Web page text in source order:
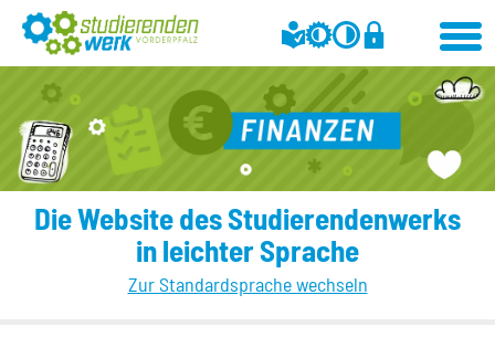
Die Website des Studierendenwerks
in leichter Sprache
Zur Standardsprache wechseln